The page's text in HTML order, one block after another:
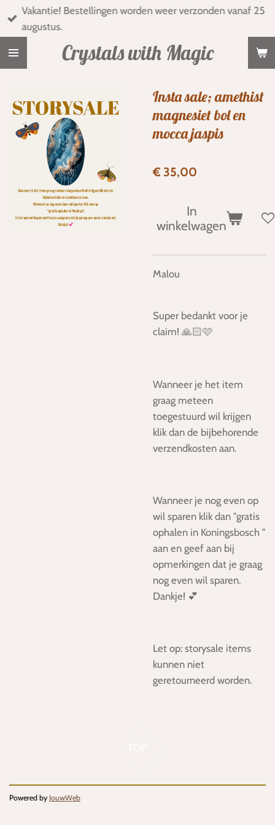
Ga
direct
Crystals with Magic
Vakantie! Bestellingen worden weer verzonden vanaf 25
augustus.
Insta sale; amethist
magnesiet bol en
mocca jaspis
€ 35,00
In
winkelwagen
Malou
Super bedankt voor je
claim! 🙏🏻🩷
Wanneer je het item
graag meteen
toegestuurd wil krijgen
klik dan de bijbehorende
verzendkosten aan.
Wanneer je nog even op
wil sparen klik dan "gratis
ophalen in Koningsbosch "
aan en geef aan bij
opmerkingen dat je graag
nog even wil sparen.
Dankje! 💕
Let op: storysale items
kunnen niet
geretourneerd worden.
Powered by JouwWeb